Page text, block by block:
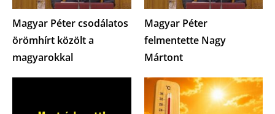
Magyar Péter csodálatos
örömhírt közölt a
magyarokkal
Magyar Péter
felmentette Nagy
Mártont